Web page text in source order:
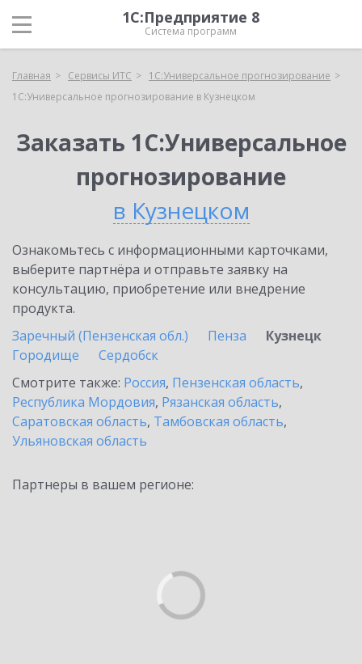
1С:Предприятие 8
Система программ
Главная Сервисы ИТС
1С:Универсальное прогнозирование
1С:Универсальное прогнозирование в Кузнецком
Заказать 1С:Универсальное
прогнозирование
в Кузнецком
Ознакомьтесь с информационными карточками,
выберите партнёра и отправьте заявку на
консультацию, приобретение или внедрение
продукта.
Заречный (Пензенская обл.)
Пенза
Кузнецк
Городище
Сердобск
Смотрите также: Россия, Пензенская область,
Республика Мордовия, Рязанская область,
Саратовская область, Тамбовская область,
Ульяновская область
Партнеры в вашем регионе: